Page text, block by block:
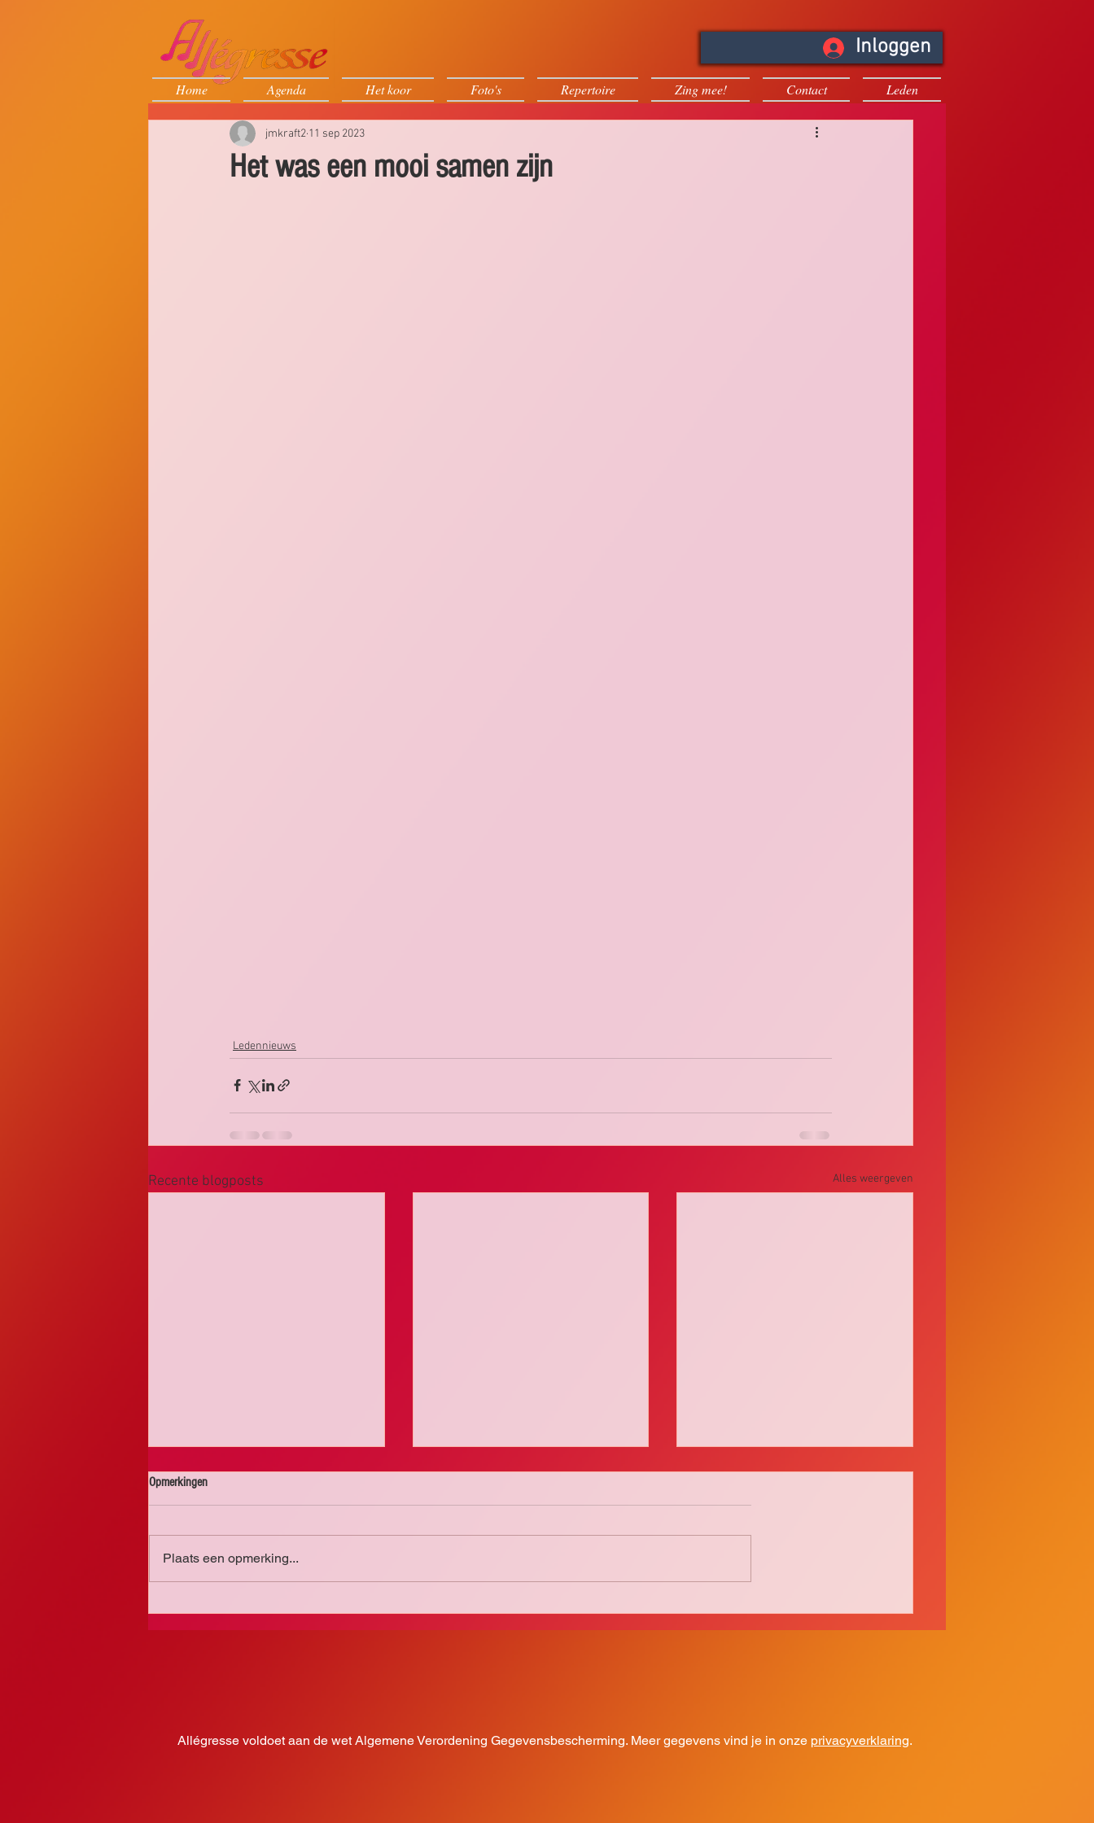
Inloggen
Home Agenda Het koor Foto's Repertoire Zing mee! Contact Leden
Het was een mooi samen zijn
jmkraft2 11 sep 2023
Ledennieuws
Recente blogposts Alles weergeven
Zomerstop
Opmerkingen
Plaats een opmerking...
Allégresse voldoet aan de wet Algemene Verordening Gegevensbescherming. Meer gegevens vind je in onze privacyverklaring.